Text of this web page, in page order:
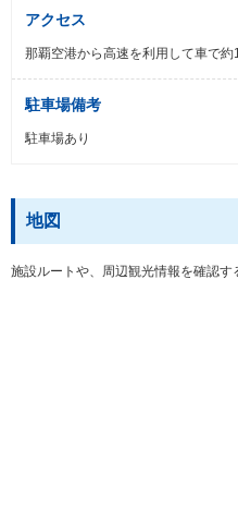
アクセス
那覇空港から高速を利用して車で約
駐車場備考
駐車場あり
地図
施設ルートや、周辺観光情報を確認す